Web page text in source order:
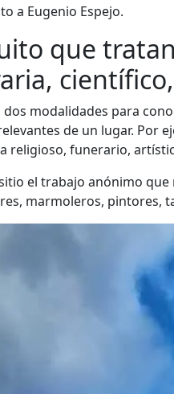
a Eugenio Espejo.
que
modalidades para
de un lugar. Por
religioso, funerario,
el trabajo anónimo
marmoleros, pintores,